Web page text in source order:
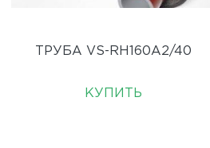
ТРУБА VS-RH160A2/40
КУПИТЬ